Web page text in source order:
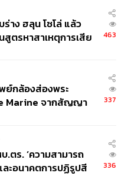
าง ฮลุน โซโล่ แล้ว
สูตรหาสาเหตุการเสีย
463
ย์กล้องส่องพระ
Marine จากสัญญา
ะบุแบรนด์
337
.ตร. ‘ความสามารถ
ละอนาคตการปฏิรูปสี
336